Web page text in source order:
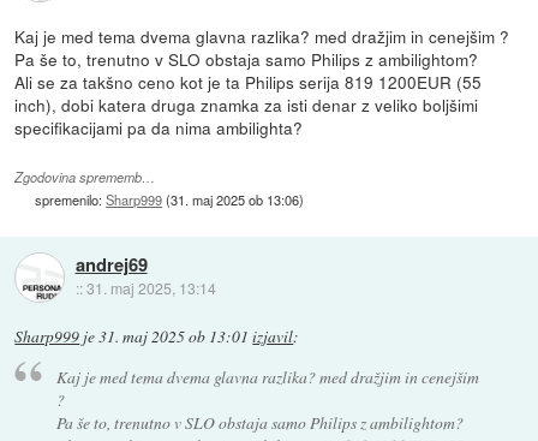
Kaj je med tema dvema glavna razlika? med dražjim in cenejšim ?
Pa še to, trenutno v SLO obstaja samo Philips z ambilightom?
Ali se za takšno ceno kot je ta Philips serija 819 1200EUR (55
inch), dobi katera druga znamka za isti denar z veliko boljšimi
specifikacijami pa da nima ambilighta?
Zgodovina sprememb…
spremenilo:Sharp999(31. maj 2025 ob 13:06)
andrej69
::31. maj 2025, 13:14
Sharp999 je31. maj 2025 ob 13:01 izjavil:
Kaj je med tema dvema glavna razlika? med dražjim in cenejšim
?
Pa še to, trenutno v SLO obstaja samo Philips z ambilightom?